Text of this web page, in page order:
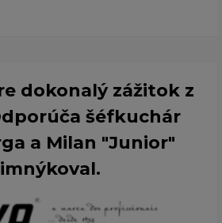
dokonalý zážitok z
šéfkuchár
a Milan "Junior"